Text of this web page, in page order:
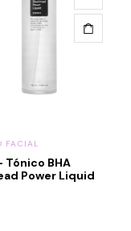
FACIAL
Tónico BHA
Power Liquid